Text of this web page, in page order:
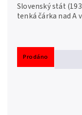
Slovenský stát
tenká čárka nad A
Prodáno